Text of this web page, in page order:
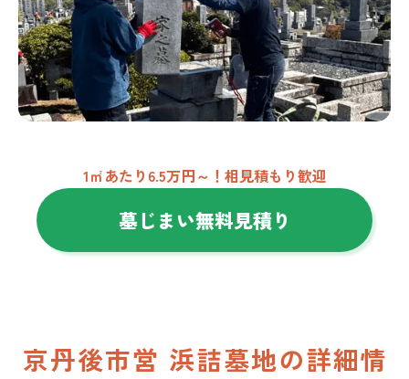
1㎡あたり6.5万円～！相見積もり歓迎
墓じまい無料見積り
京丹後市営 浜詰墓地の詳細情